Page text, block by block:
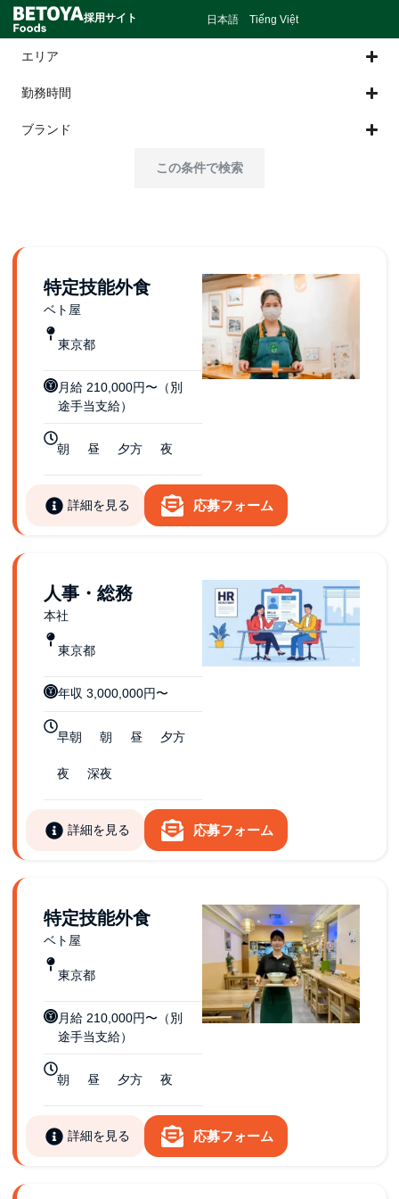
採用サイト 日本語 Tiếng Việt
エリア
勤務時間
ブランド
この条件で検索
特定技能外食
ベト屋
東京都
月給 210,000円〜（別
途手当支給）
朝 昼 夕方 夜
詳細を見る 応募フォーム
人事・総務
本社
東京都
年収 3,000,000円〜
早朝 朝 昼 夕方
夜 深夜
詳細を見る 応募フォーム
特定技能外食
ベト屋
東京都
月給 210,000円〜（別
途手当支給）
朝 昼 夕方 夜
詳細を見る 応募フォーム